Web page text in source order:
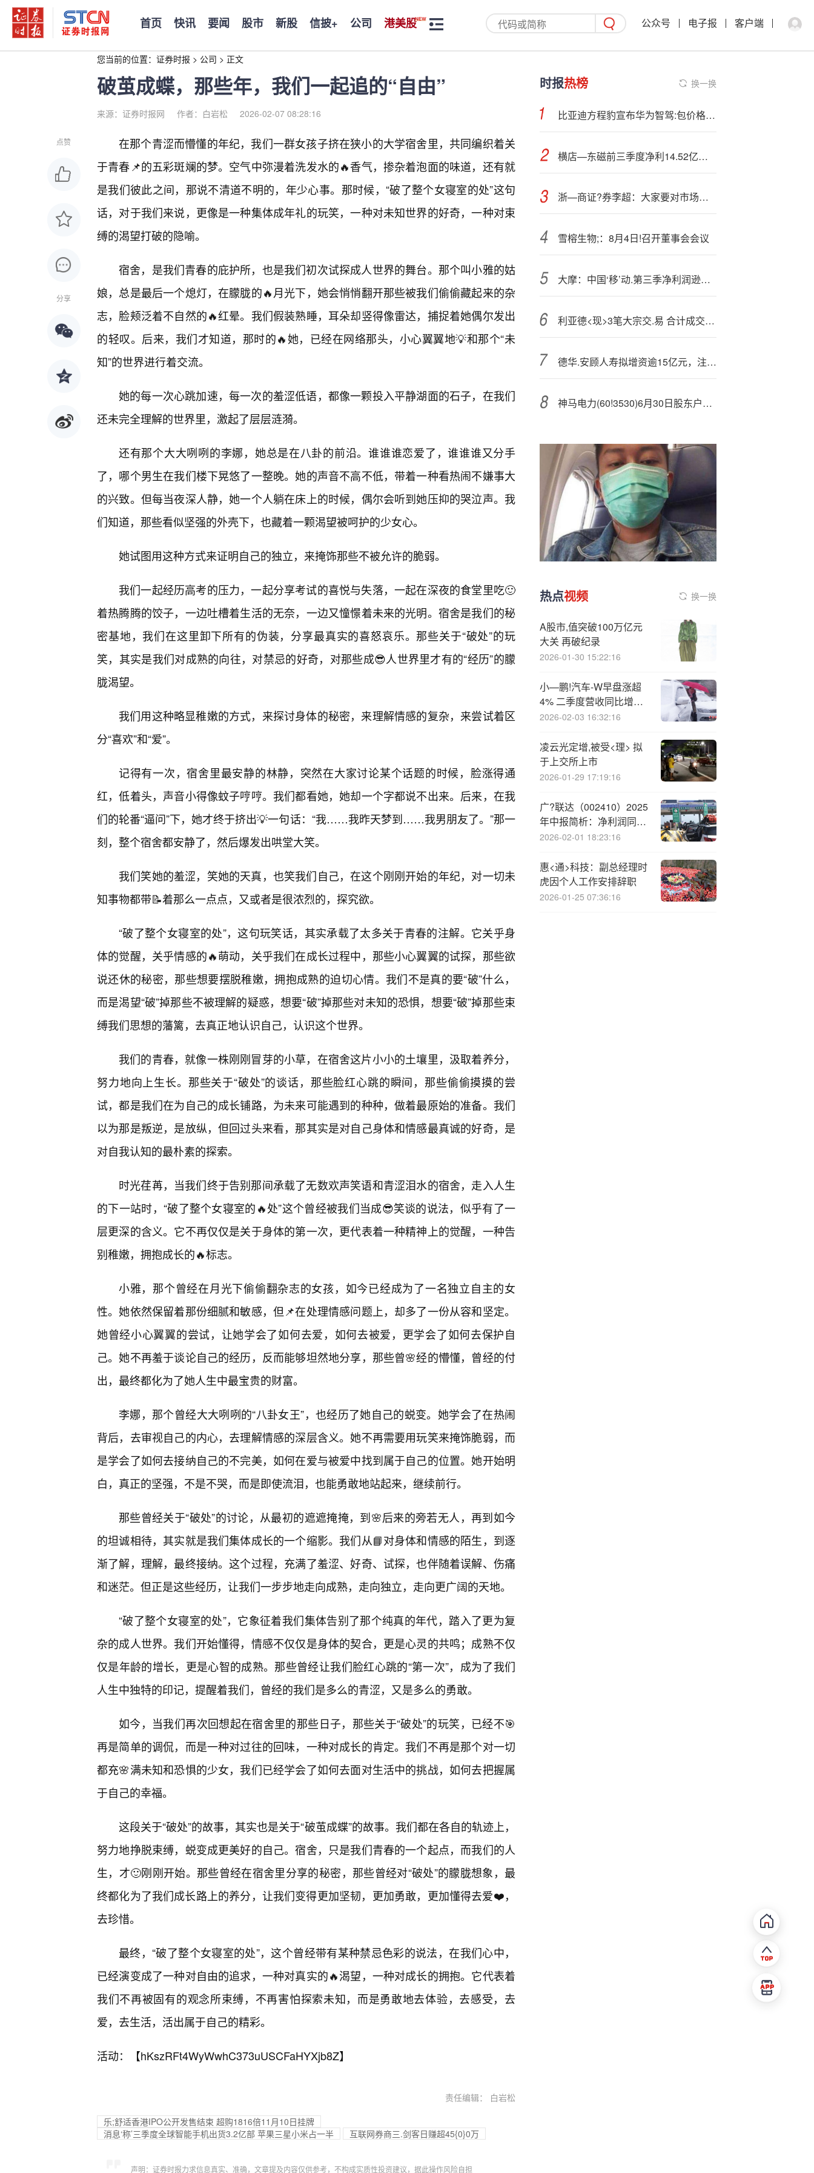
首页 快讯 要闻 股市 新股 信披+ 公司 港美股 公众号 电子报 客户端
您当前的位置： 证券时报 > 公司 > 正文
破茧成蝶，那些年，我们一起追的“自由”
来源：证券时报网 作者：白岩松 2026-02-07 08:28:16
点赞
分享
在那个青涩而懵懂的年纪，我们一群女孩子挤在狭小的大学宿舍里，共同编织着关
于青春📌的五彩斑斓的梦。空气中弥漫着洗发水的🔥香气，掺杂着泡面的味道，还有就
是我们彼此之间，那说不清道不明的，年少心事。那时候，“破了整个女寝室的处”这句
话，对于我们来说，更像是一种集体成年礼的玩笑，一种对未知世界的好奇，一种对束
缚的渴望打破的隐喻。
宿舍，是我们青春的庇护所，也是我们初次试探成人世界的舞台。那个叫小雅的姑
娘，总是最后一个熄灯，在朦胧的🔥月光下，她会悄悄翻开那些被我们偷偷藏起来的杂
志，脸颊泛着不自然的🔥红晕。我们假装熟睡，耳朵却竖得像雷达，捕捉着她偶尔发出
的轻叹。后来，我们才知道，那时的🔥她，已经在网络那头，小心翼翼地💡和那个“未
知”的世界进行着交流。
她的每一次心跳加速，每一次的羞涩低语，都像一颗投入平静湖面的石子，在我们
还未完全理解的世界里，激起了层层涟漪。
还有那个大大咧咧的李娜，她总是在八卦的前沿。谁谁谁恋爱了，谁谁谁又分手
了，哪个男生在我们楼下晃悠了一整晚。她的声音不高不低，带着一种看热闹不嫌事大
的兴致。但每当夜深人静，她一个人躺在床上的时候，偶尔会听到她压抑的哭泣声。我
们知道，那些看似坚强的外壳下，也藏着一颗渴望被呵护的少女心。
她试图用这种方式来证明自己的独立，来掩饰那些不被允许的脆弱。
我们一起经历高考的压力，一起分享考试的喜悦与失落，一起在深夜的食堂里吃🙂
着热腾腾的饺子，一边吐槽着生活的无奈，一边又憧憬着未来的光明。宿舍是我们的秘
密基地，我们在这里卸下所有的伪装，分享最真实的喜怒哀乐。那些关于“破处”的玩
笑，其实是我们对成熟的向往，对禁忌的好奇，对那些成😎人世界里才有的“经历”的朦
胧渴望。
我们用这种略显稚嫩的方式，来探讨身体的秘密，来理解情感的复杂，来尝试着区
分“喜欢”和“爱”。
记得有一次，宿舍里最安静的林静，突然在大家讨论某个话题的时候，脸涨得通
红，低着头，声音小得像蚊子哼哼。我们都看她，她却一个字都说不出来。后来，在我
们的轮番“逼问”下，她才终于挤出💡一句话：“我……我昨天梦到……我男朋友了。”那一
刻，整个宿舍都安静了，然后爆发出哄堂大笑。
我们笑她的羞涩，笑她的天真，也笑我们自己，在这个刚刚开始的年纪，对一切未
知事物都带📝着那么一点点，又或者是很浓烈的，探究欲。
“破了整个女寝室的处”，这句玩笑话，其实承载了太多关于青春的注解。它关乎身
体的觉醒，关乎情感的🔥萌动，关乎我们在成长过程中，那些小心翼翼的试探，那些欲
说还休的秘密，那些想要摆脱稚嫩，拥抱成熟的迫切心情。我们不是真的要“破”什么，
而是渴望“破”掉那些不被理解的疑惑，想要“破”掉那些对未知的恐惧，想要“破”掉那些束
缚我们思想的藩篱，去真正地认识自己，认识这个世界。
我们的青春，就像一株刚刚冒芽的小草，在宿舍这片小小的土壤里，汲取着养分，
努力地向上生长。那些关于“破处”的谈话，那些脸红心跳的瞬间，那些偷偷摸摸的尝
试，都是我们在为自己的成长铺路，为未来可能遇到的种种，做着最原始的准备。我们
以为那是叛逆，是放纵，但回过头来看，那其实是对自己身体和情感最真诚的好奇，是
对自我认知的最朴素的探索。
时光荏苒，当我们终于告别那间承载了无数欢声笑语和青涩泪水的宿舍，走入人生
的下一站时，“破了整个女寝室的🔥处”这个曾经被我们当成😎笑谈的说法，似乎有了一
层更深的含义。它不再仅仅是关于身体的第一次，更代表着一种精神上的觉醒，一种告
别稚嫩，拥抱成长的🔥标志。
小雅，那个曾经在月光下偷偷翻杂志的女孩，如今已经成为了一名独立自主的女
性。她依然保留着那份细腻和敏感，但📌在处理情感问题上，却多了一份从容和坚定。
她曾经小心翼翼的尝试，让她学会了如何去爱，如何去被爱，更学会了如何去保护自
己。她不再羞于谈论自己的经历，反而能够坦然地分享，那些曾🌸经的懵懂，曾经的付
出，最终都化为了她人生中最宝贵的财富。
李娜，那个曾经大大咧咧的“八卦女王”，也经历了她自己的蜕变。她学会了在热闹
背后，去审视自己的内心，去理解情感的深层含义。她不再需要用玩笑来掩饰脆弱，而
是学会了如何去接纳自己的不完美，如何在爱与被爱中找到属于自己的位置。她开始明
白，真正的坚强，不是不哭，而是即使流泪，也能勇敢地站起来，继续前行。
那些曾经关于“破处”的讨论，从最初的遮遮掩掩，到🌸后来的旁若无人，再到如今
的坦诚相待，其实就是我们集体成长的一个缩影。我们从📘对身体和情感的陌生，到逐
渐了解，理解，最终接纳。这个过程，充满了羞涩、好奇、试探，也伴随着误解、伤痛
和迷茫。但正是这些经历，让我们一步步地走向成熟，走向独立，走向更广阔的天地。
“破了整个女寝室的处”，它象征着我们集体告别了那个纯真的年代，踏入了更为复
杂的成人世界。我们开始懂得，情感不仅仅是身体的契合，更是心灵的共鸣；成熟不仅
仅是年龄的增长，更是心智的成熟。那些曾经让我们脸红心跳的“第一次”，成为了我们
人生中独特的印记，提醒着我们，曾经的我们是多么的青涩，又是多么的勇敢。
如今，当我们再次回想起在宿舍里的那些日子，那些关于“破处”的玩笑，已经不🎯
再是简单的调侃，而是一种对过往的回味，一种对成长的肯定。我们不再是那个对一切
都充🌸满未知和恐惧的少女，我们已经学会了如何去面对生活中的挑战，如何去把握属
于自己的幸福。
这段关于“破处”的故事，其实也是关于“破茧成蝶”的故事。我们都在各自的轨迹上，
努力地挣脱束缚，蜕变成更美好的自己。宿舍，只是我们青春的一个起点，而我们的人
生，才🙂刚刚开始。那些曾经在宿舍里分享的秘密，那些曾经对“破处”的朦胧想象，最
终都化为了我们成长路上的养分，让我们变得更加坚韧，更加勇敢，更加懂得去爱❤️，
去珍惜。
最终，“破了整个女寝室的处”，这个曾经带有某种禁忌色彩的说法，在我们心中，
已经演变成了一种对自由的追求，一种对真实的🔥渴望，一种对成长的拥抱。它代表着
我们不再被固有的观念所束缚，不再害怕探索未知，而是勇敢地去体验，去感受，去
爱，去生活，活出属于自己的精彩。
活动：【hKszRFt4WyWwhC373uUSCFaHYXjb8Z】
责任编辑： 白岩松
乐;舒适香港IPO公开发售结束 超购1816倍11月10日挂牌
消息‘称’三季度全球智能手机出货3.2亿部 苹果三星小米占一半
互联网券商三.剑客日赚超45{0}0万
声明：证券时报力求信息真实、准确，文章提及内容仅供参考，不构成实质性投资建议，据此操作风险自担
时报热榜 换一换
比亚迪方程豹宣布华为智驾:包价格调整：涨价2000元！
横店—东磁前三季度净利14.52亿元，同比增长56.8%
浙—商证?券李超：大家要对市场有信心 看好科技与红利
雪榕生物;：8月4日!召开董事会会议
大摩：中国‘移’动.第三季净利润逊预期
利亚德<现>3笔大宗交.易 合计成交4242.60万股
德华.安顾人寿拟增资逾15亿元，注册资本增至37.85亿元
神马电力(60!3530)6月30日股东户数1.41万户，较上期增加6.5%
热点视频 换一换
A股市,值突破100万亿元
大关 再破纪录
2026-01-30 15:22:16
小—鹏!汽车-W早盘涨超
4% 二季度营收同比增长
125.3%
2026-02-03 16:32:16
凌云光定增,被受<理> 拟
于上交所上市
2026-01-29 17:19:16
广?联达（002410）2025
年中报简析：净利润同比
增长23.65%，盈利能力
2026-02-01 18:23:16
惠<通>科技：副总经理时
虎因个人工作安排辞职
2026-01-25 07:36:16